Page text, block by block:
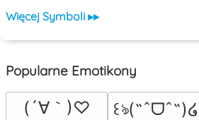
Więcej Symboli ▸▸
Popularne Emotikony
(´∀｀)♡ ꒰ঌ(˶ˆᗜˆ˵)໒